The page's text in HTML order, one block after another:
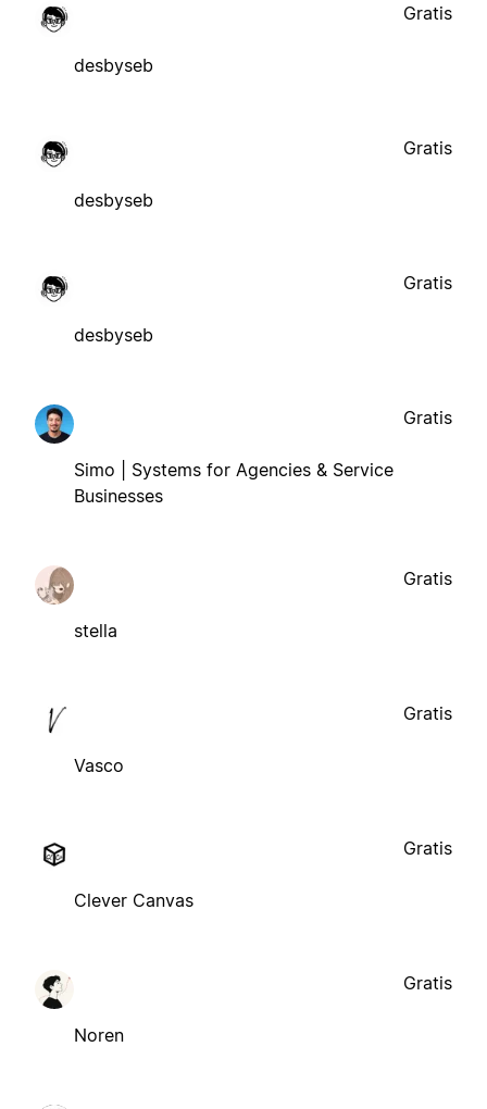
desbyseb
Gratis
desbyseb
Gratis
desbyseb
Gratis
Simo | Systems for Agencies & Service
Businesses
Gratis
stella
Gratis
Vasco
Gratis
Clever Canvas
Gratis
Noren
Gratis